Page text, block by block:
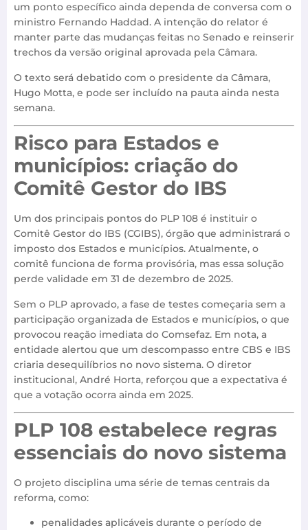
um ponto específico ainda dependa de conversa com o
ministro Fernando Haddad. A intenção do relator é
manter parte das mudanças feitas no Senado e reinserir
trechos da versão original aprovada pela Câmara.
O texto será debatido com o presidente da Câmara,
Hugo Motta, e pode ser incluído na pauta ainda nesta
semana.
Risco para Estados e
municípios: criação do
Comitê Gestor do IBS
Um dos principais pontos do PLP 108 é instituir o
Comitê Gestor do IBS (CGIBS), órgão que administrará o
imposto dos Estados e municípios. Atualmente, o
comitê funciona de forma provisória, mas essa solução
perde validade em 31 de dezembro de 2025.
Sem o PLP aprovado, a fase de testes começaria sem a
participação organizada de Estados e municípios, o que
provocou reação imediata do Comsefaz. Em nota, a
entidade alertou que um descompasso entre CBS e IBS
criaria desequilíbrios no novo sistema. O diretor
institucional, André Horta, reforçou que a expectativa é
que a votação ocorra ainda em 2025.
PLP 108 estabelece regras
essenciais do novo sistema
O projeto disciplina uma série de temas centrais da
reforma, como:
penalidades aplicáveis durante o período de